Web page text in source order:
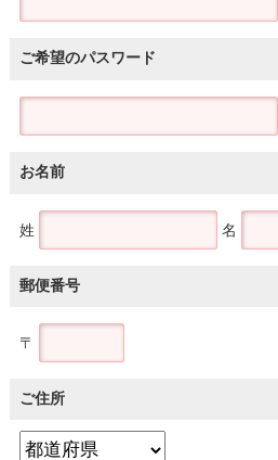
ご希望のパスワード
お名前
姓 名
郵便番号
〒
ご住所